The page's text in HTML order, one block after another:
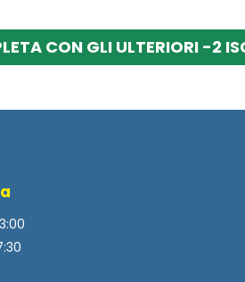
CON GLI ULTERIORI -2